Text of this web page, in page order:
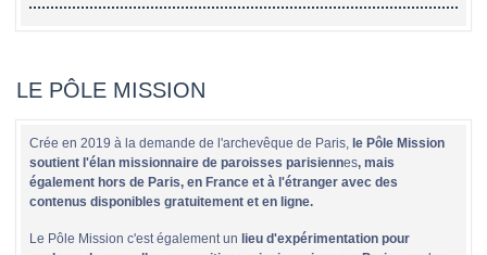
LE PÔLE MISSION
Crée en 2019 à la demande de l'archevêque de Paris, le Pôle Mission
soutient l'élan missionnaire de paroisses parisiennes, mais
également hors de Paris, en France et à l'étranger avec des
contenus disponibles gratuitement et en ligne.
Le Pôle Mission c'est également un lieu d'expérimentation pour